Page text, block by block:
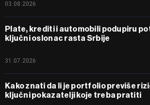
03.08.2026
Plate, krediti i automobili podupiru
ključni oslonac rasta Srbije
31.07.2026
Kako znati da li je portfolio previše
ključni pokazatelji koje treba pratiti